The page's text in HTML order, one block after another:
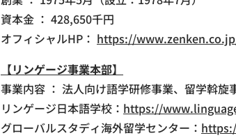
資本金 ： 428,650千円
オフィシャルHP： https://
【リンゲージ事業本部】
事業内容 ： 法人向け語学研修事業、留学斡
リンゲージ日本語学校： https://
グローバルスタディ海外留学センター：